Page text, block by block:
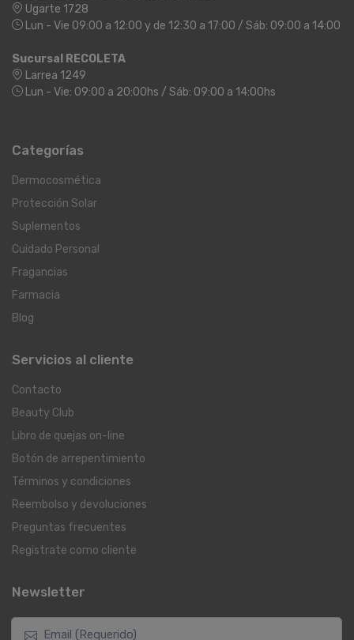
Ugarte 1728
Lun - Vie 09:00 a 12:00 y de 12:30 a 17:00 / Sáb: 09:00 a 14:00
Sucursal RECOLETA
Larrea 1249
Lun - Vie: 09:00 a 20:00hs / Sáb: 09:00 a 14:00hs
Categorías
Dermocosmética
Protección Solar
Suplementos
Cuidado Personal
Fragancias
Farmacia
Blog
Servicios al cliente
Contacto
Beauty Club
Libro de quejas on-line
Botón de arrepentimiento
Términos y condiciones
Reembolso y devoluciones
Preguntas frecuentes
Registrate como cliente
Newsletter